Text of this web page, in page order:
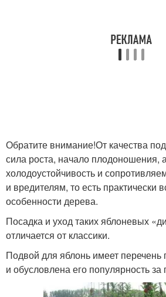
Обратите внимание!От качества
сила роста, начало плодоношения,
холодоустойчивость и
и вредителям, то есть практически
особенности дерева.
Посадка и уход таких яблоневых
отличается от классики.
Подвой для яблонь имеет
и обусловлена его популярность